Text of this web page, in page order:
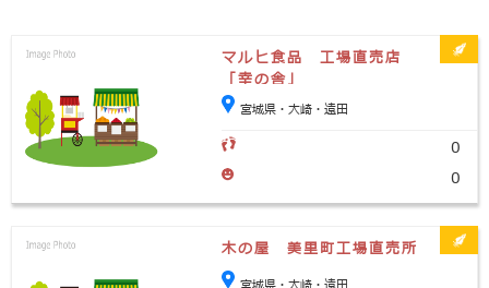
マルヒ食品 工場直売店
「幸の舎」
宮城県・大崎・遠田
0
0
木の屋 美里町工場直売所